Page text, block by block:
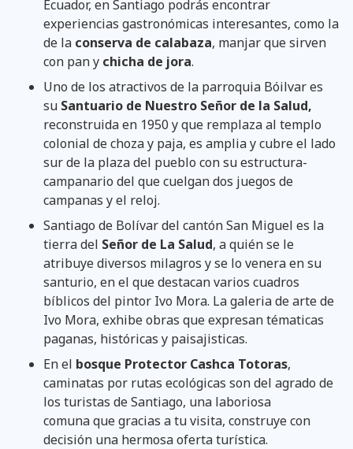
Ecuador, en Santiago podrás encontrar
experiencias gastronómicas interesantes, como la
de la conserva de calabaza, manjar que sirven
con pan y chicha de jora.
Uno de los atractivos de la parroquia Bóilvar es
su Santuario de Nuestro Señor de la Salud,
reconstruida en 1950 y que remplaza al templo
colonial de choza y paja, es amplia y cubre el lado
sur de la plaza del pueblo con su estructura-
campanario del que cuelgan dos juegos de
campanas y el reloj.
Santiago de Bolívar del cantón San Miguel es la
tierra del Señor de La Salud, a quién se le
atribuye diversos milagros y se lo venera en su
santurio, en el que destacan varios cuadros
bíblicos del pintor Ivo Mora. La galeria de arte de
Ivo Mora, exhibe obras que expresan tématicas
paganas, históricas y paisajisticas.
En el bosque Protector Cashca Totoras,
caminatas por rutas ecológicas son del agrado de
los turistas de Santiago, una laboriosa
comuna que gracias a tu visita, construye con
decisión una hermosa oferta turística.